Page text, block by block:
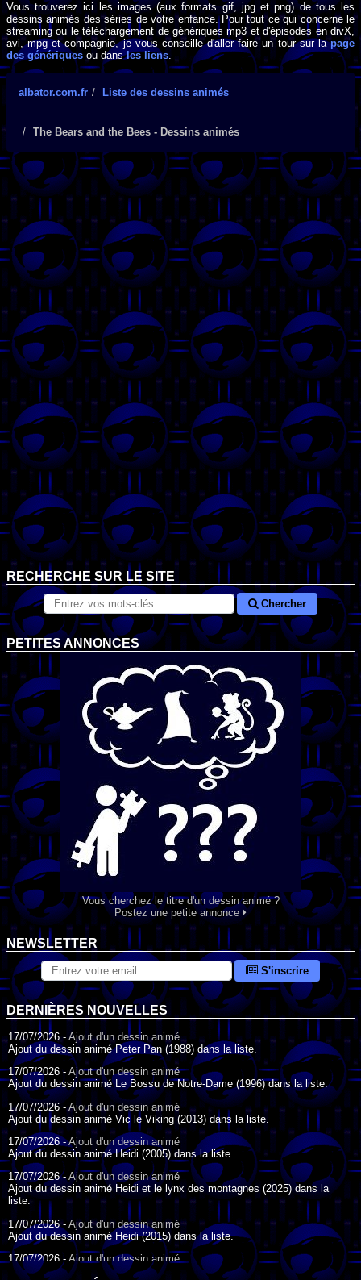
Vous trouverez ici les images (aux formats gif, jpg et png) de tous les
dessins animés des séries de votre enfance. Pour tout ce qui concerne le
streaming ou le téléchargement de génériques mp3 et d'épisodes en divX,
avi, mpg et compagnie, je vous conseille d'aller faire un tour sur lapage
des génériques ou dansles liens.
albator.com.fr Liste des dessins animés
The Bears and the Bees - Dessins animés
RECHERCHE SUR LE SITE
Chercher
PETITES ANNONCES
Vous cherchez le titre d'un dessin animé ?
Postez une petite annonce
NEWSLETTER
S'inscrire
DERNIÈRES NOUVELLES
17/07/2026 -Ajout d'un dessin animé
Ajout du dessin animé Peter Pan (1988) dans la liste.
17/07/2026 - Ajout d'un dessin animé
Ajout du dessin animé Le Bossu de Notre-Dame (1996) dans la liste.
17/07/2026 -Ajout d'un dessin animé
Ajout du dessin animé Vic le Viking (2013) dans la liste.
17/07/2026 -Ajout d'un dessin animé
Ajout du dessin animé Heidi (2005) dans la liste.
17/07/2026 -Ajout d'un dessin animé
Ajout du dessin animé Heidi et le lynx des montagnes (2025) dans la
liste.
17/07/2026 -Ajout d'un dessin animé
Ajout du dessin animé Heidi (2015) dans la liste.
17/07/2026 - Ajout d'un dessin animé
Ajout du dessin animé Heidi (1995) dans la liste.